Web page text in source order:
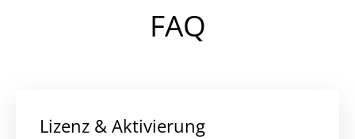
FAQ
Lizenz & Aktivierung